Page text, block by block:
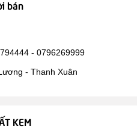
bán
- 0796269999
- Thanh Xuân
KEM